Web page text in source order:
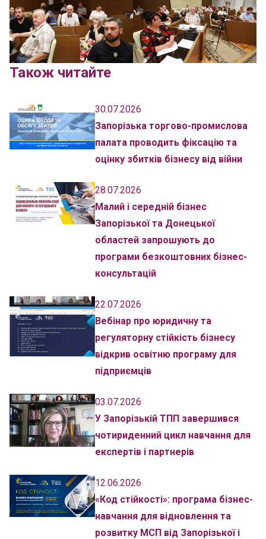
Також читайте
30.07.2026
Запорізька торгово-промислова
палата проводить фіксацію та
оцінку збитків бізнесу від війни
28.07.2026
Малий і середній бізнес
Запорізької та Донецької
областей запрошують до
програми безкоштовних бізнес-
консультацій
22.07.2026
Вебінар про юридичну та
регуляторну стійкість бізнесу
відкрив освітню програму для
підприємців
03.07.2026
У Запорізькій ТПП завершився
чотириденний цикл навчання для
експертів і партнерів
12.06.2026
«Код стійкості»: програма бізнес-
навчання для відновлення та
розвитку МСП від Запорізької і